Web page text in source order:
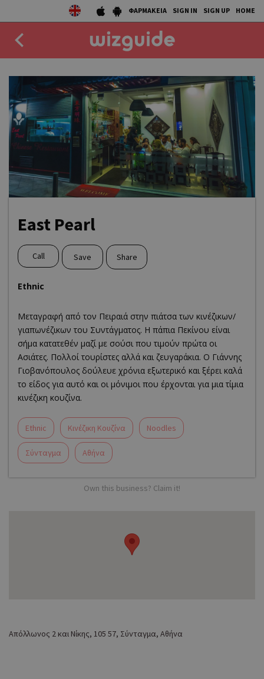
ΦΑΡΜΑΚΕΙΑ SIGN IN SIGN UP HOME
DRINK
50 BEST
AGENDA
COLLECTIONS
East Pearl
Call Save Share
Ethnic
Μεταγραφή από τον Πειραιά στην πιάτσα των κινέζικων/
γιαπωνέζικων του Συντάγματος. Η πάπια Πεκίνου είναι
σήμα κατατεθέν μαζί με σούσι που τιμούν πρώτα οι
Ασιάτες. Πολλοί τουρίστες αλλά και ζευγαράκια. Ο Γιάννης
Γιοβανόπουλος δούλευε χρόνια εξωτερικό και ξέρει καλά
το είδος για αυτό και οι μόνιμοι που έρχονται για μια τίμια
κινέζικη κουζίνα.
Ethnic Κινέζικη Κουζίνα Noodles
Σύνταγμα Αθήνα
Own this business? Claim it!
Απόλλωνος 2 και Νίκης, 105 57, Σύνταγμα, Αθήνα